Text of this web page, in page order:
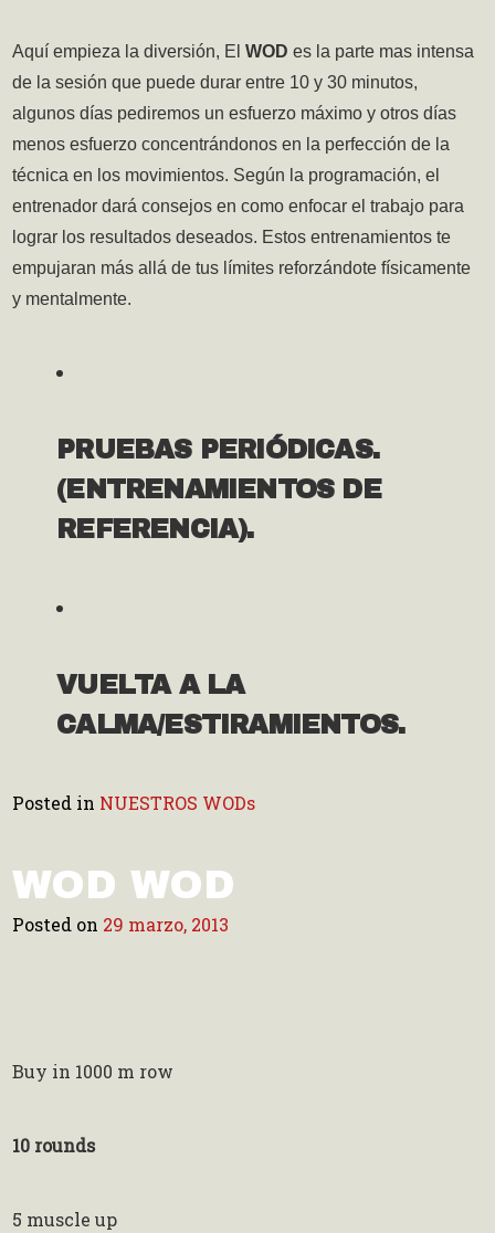
Aquí empieza la diversión, ElWOD es la parte mas intensa
de la sesión que puede durar entre 10 y 30 minutos,
algunos días pediremos un esfuerzo máximo y otros días
menos esfuerzo concentrándonos en la perfección de la
técnica en los movimientos. Según la programación, el
entrenador dará consejos en como enfocar el trabajo para
lograr los resultados deseados. Estos entrenamientos te
empujaran más allá de tus límites reforzándote físicamente
y mentalmente.
PRUEBAS PERIÓDICAS.
(ENTRENAMIENTOS DE
REFERENCIA).
VUELTA A LA
CALMA/ESTIRAMIENTOS.
Posted in NUESTROS WODs
WODWOD
Posted on 29 marzo, 2013
Buy in 1000 m row
10 rounds
5 muscle up